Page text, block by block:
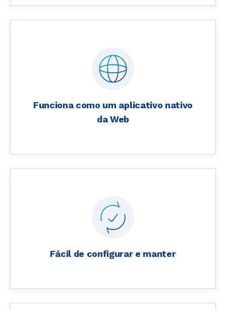
Funciona como um aplicativo nativo
da Web
Fácil de configurar e manter